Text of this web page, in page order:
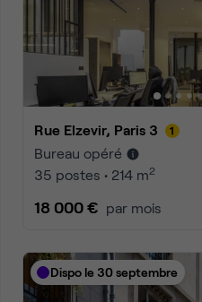
Rue Elzevir, Paris 3
Bureau opéré
35 postes • 214 m2
18 000 € par mois
Dispo le 30 septembre